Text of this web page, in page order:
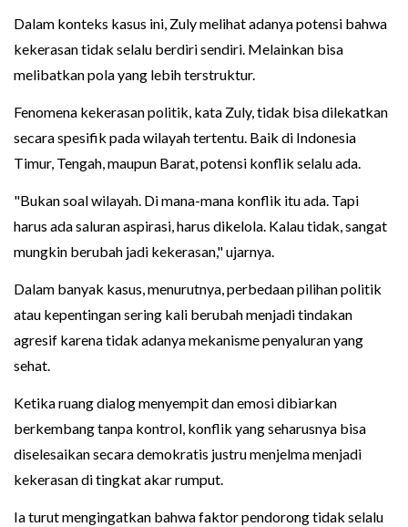
Dalam konteks kasus ini, Zuly melihat adanya potensi bahwa
kekerasan tidak selalu berdiri sendiri. Melainkan bisa
melibatkan pola yang lebih terstruktur.
Fenomena kekerasan politik, kata Zuly, tidak bisa dilekatkan
secara spesifik pada wilayah tertentu. Baik di Indonesia
Timur, Tengah, maupun Barat, potensi konflik selalu ada.
"Bukan soal wilayah. Di mana-mana konflik itu ada. Tapi
harus ada saluran aspirasi, harus dikelola. Kalau tidak, sangat
mungkin berubah jadi kekerasan," ujarnya.
Dalam banyak kasus, menurutnya, perbedaan pilihan politik
atau kepentingan sering kali berubah menjadi tindakan
agresif karena tidak adanya mekanisme penyaluran yang
sehat.
Ketika ruang dialog menyempit dan emosi dibiarkan
berkembang tanpa kontrol, konflik yang seharusnya bisa
diselesaikan secara demokratis justru menjelma menjadi
kekerasan di tingkat akar rumput.
Ia turut mengingatkan bahwa faktor pendorong tidak selalu